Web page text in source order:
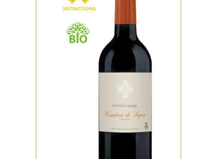
BIO, DISTINCTIONS ,ROUGE
VIEILLI EN FÛT DE CHÊNE
Belle complicité entre le
Merlot qui apporte un
bouquet dominé par la
mûre et de la rondeur en bo